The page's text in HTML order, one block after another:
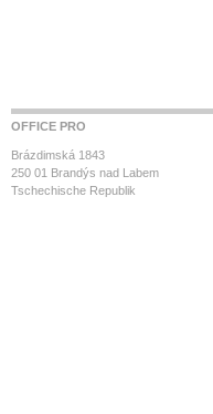
OFFICE PRO
Brázdimská 1843
250 01 Brandýs nad Labem
Tschechische Republik